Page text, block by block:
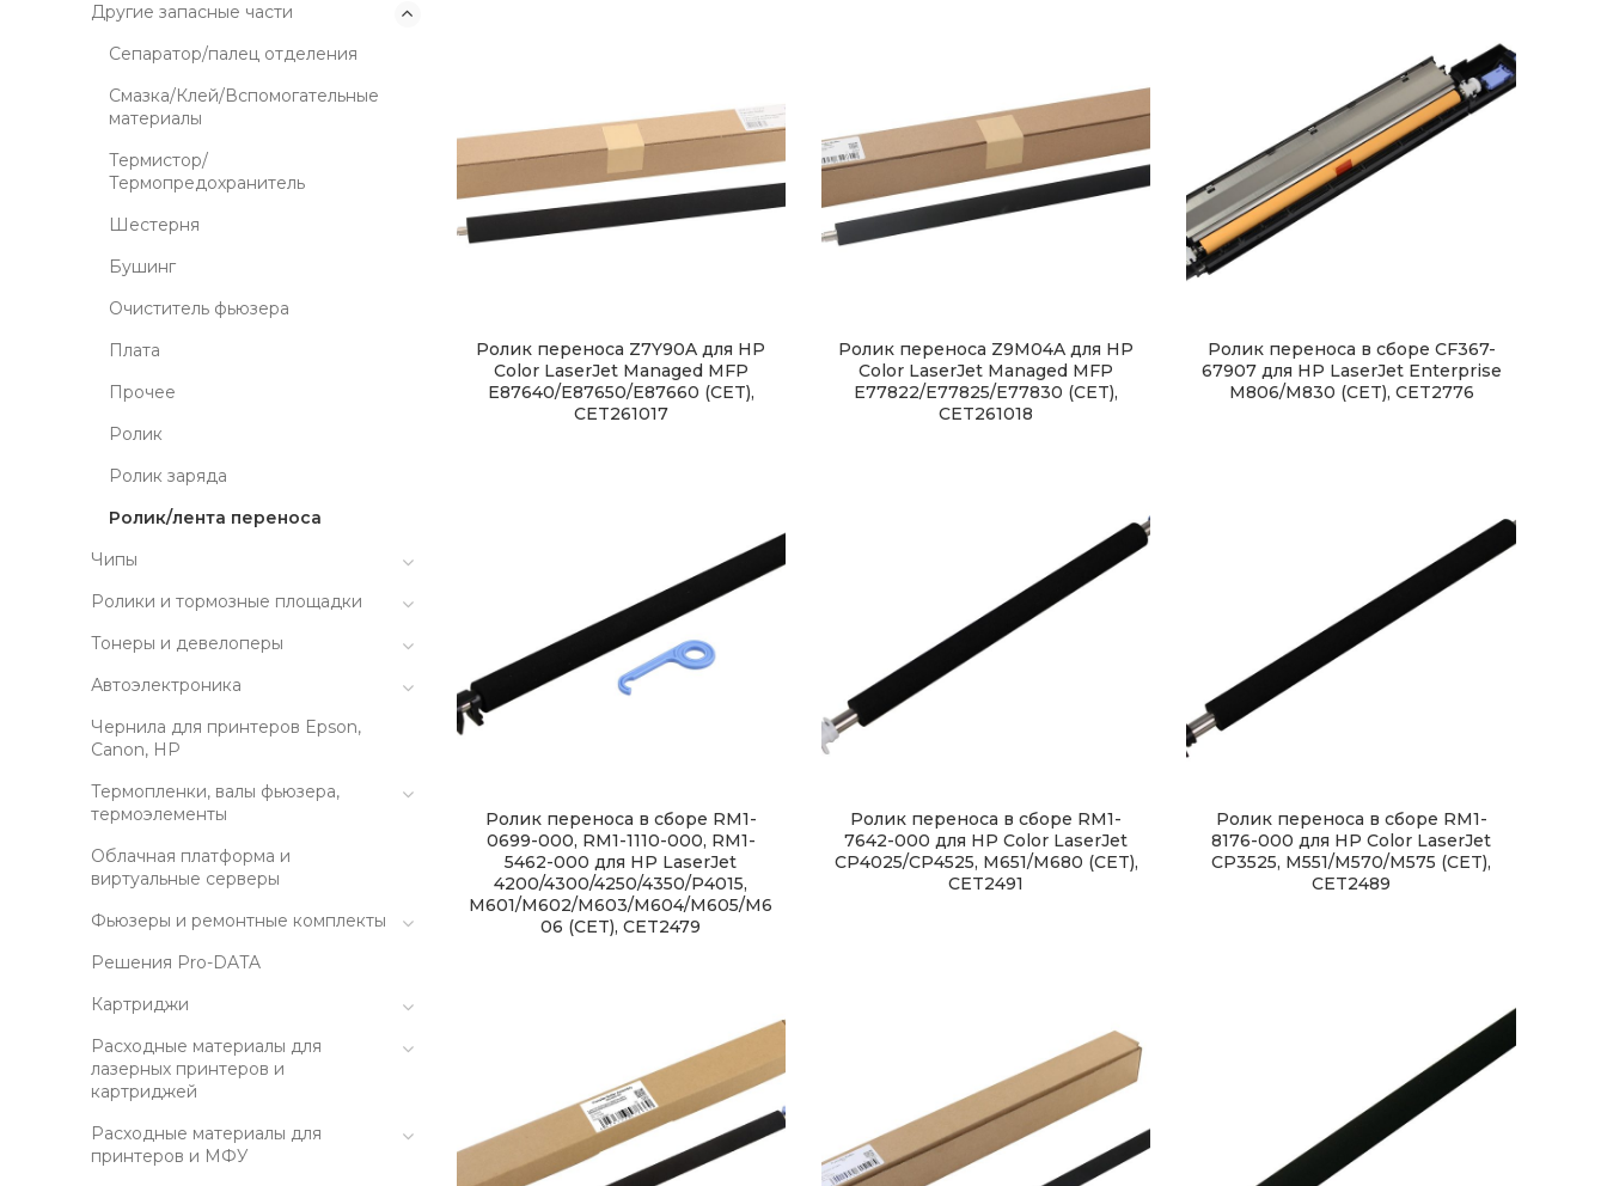
Ролик переноса Z7Y90A для HP
Color LaserJet Managed MFP
E87640/E87650/E87660 (CET),
CET261017
Ролик переноса Z9M04A для HP
Color LaserJet Managed MFP
E77822/E77825/E77830 (CET),
CET261018
Ролик переноса в сборе CF367-
67907 для HP LaserJet Enterprise
M806/M830 (CET), CET2776
Ролик переноса в сборе RM1-
0699-000, RM1-1110-000, RM1-
5462-000 для HP LaserJet
4200/4300/4250/4350/P4015,
M601/M602/M603/M604/M605/M6
06 (CET), CET2479
Ролик переноса в сборе RM1-
7642-000 для HP Color LaserJet
CP4025/CP4525, M651/M680 (CET),
CET2491
Ролик переноса в сборе RM1-
8176-000 для HP Color LaserJet
CP3525, M551/M570/M575 (CET),
CET2489
Другие запасные части
Сепаратор/палец отделения
Смазка/Клей/Вспомогательные
материалы
Термистор/
Термопредохранитель
Шестерня
Бушинг
Очиститель фьюзера
Плата
Прочее
Ролик
Ролик заряда
Ролик/лента переноса
Чипы
Ролики и тормозные площадки
Тонеры и девелоперы
Автоэлектроника
Чернила для принтеров Epson,
Canon, HP
Термопленки, валы фьюзера,
термоэлементы
Облачная платформа и
виртуальные серверы
Фьюзеры и ремонтные комплекты
Решения Pro-DATA
Картриджи
Расходные материалы для
лазерных принтеров и
картриджей
Расходные материалы для
принтеров и МФУ